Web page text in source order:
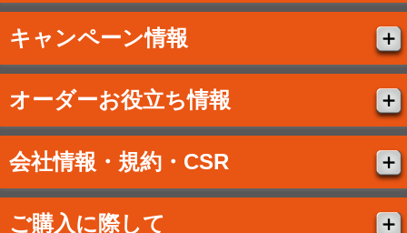
キャンペーン情報
オーダーお役立ち情報
会社情報・規約・CSR
ご購入に際して